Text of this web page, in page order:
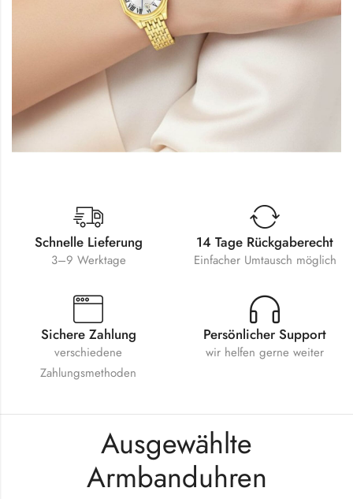
Schnelle Lieferung
3–9 Werktage
14 Tage Rückgaberecht
Einfacher Umtausch möglich
Sichere Zahlung
verschiedene
Zahlungsmethoden
Persönlicher Support
wir helfen gerne weiter
Ausgewählte
Armbanduhren